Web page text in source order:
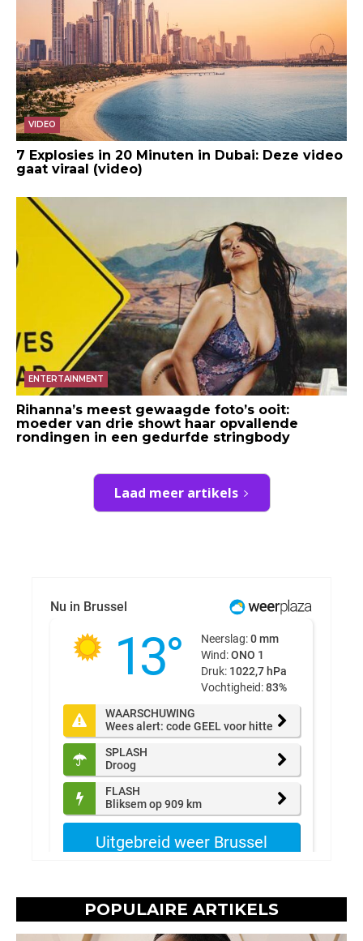
VIDEO
7 Explosies in 20 Minuten in Dubai: Deze video
gaat viraal (video)
ENTERTAINMENT
Rihanna’s meest gewaagde foto’s ooit:
moeder van drie showt haar opvallende
rondingen in een gedurfde stringbody
Laad meer artikels
POPULAIRE ARTIKELS